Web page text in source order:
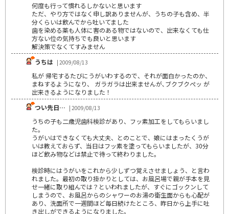
何度も行って慣れるしかないと思います
ただ、やり方ではなく申し訳ありませんが、うちの子も含め、半
分くらいは飲んでから吐いてました
歯を染める薬も人体に害のある物ではないので、出来なくても仕
方ない位の気持ちでも良いと思います
解決策でなくてすみません
うちは | 2009/08/13
私が 帰宅するたびにうがいわするので、それが面白かったのか、
まねするようになり、 ガラガラは出来ませんが､ブクブクぺッ が
出来きるようになりました！
つい先日… | 2009/08/13
うちの子も二歳児歯科検診があり、フッ素加工をしてもらいまし
た。
うがいはできなくても大丈夫、とのことで、娘にはまったくうが
いは教えておらず、当日はフッ素を塗ってもらいましたが、30分
ほど飲み物などは禁止で待って終わりました。
検診時にはうがいをこれから少しずつ覚えさせましょう、と言わ
れました。最初の取り掛かりとしては、お風呂場で親が手本を見
せ一緒に取り組んでは？といわれましたが、すぐにゴックンして
しまうので、お風呂からのシャワーのお湯の衛生面からも心配が
あり、洗面所で一週間ほど毎日続けたところ、昨日から上手に吐
き出しができるようになりました。